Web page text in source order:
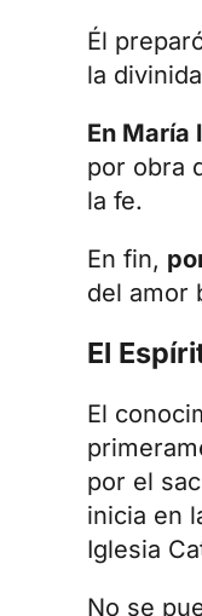
Él
la
En María
por obra
la fe.
En fin,
del amor
El
El
por el
inicia en
Iglesia
No se